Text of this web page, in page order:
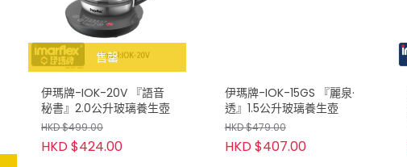
售罄
伊瑪牌-IOK-20V 『語音
秘書』2.0公升玻璃養生壺
HKD $499.00
HKD $424.00
伊瑪牌-IOK-15GS 『麗泉·
透』1.5公升玻璃養生壺
HKD $479.00
HKD $407.00